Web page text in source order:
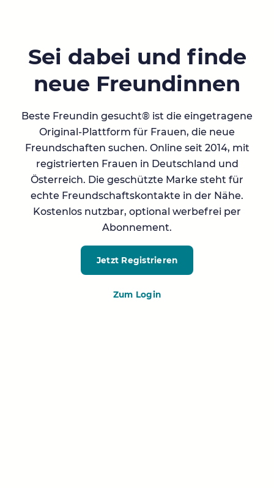
Sei dabei und finde
neue Freundinnen
Beste Freundin gesucht® ist die eingetragene
Original-Plattform für Frauen, die neue
Freundschaften suchen. Online seit 2014, mit
registrierten Frauen in Deutschland und
Österreich. Die geschützte Marke steht für
echte Freundschaftskontakte in der Nähe.
Kostenlos nutzbar, optional werbefrei per
Abonnement.
Jetzt Registrieren
Zum Login